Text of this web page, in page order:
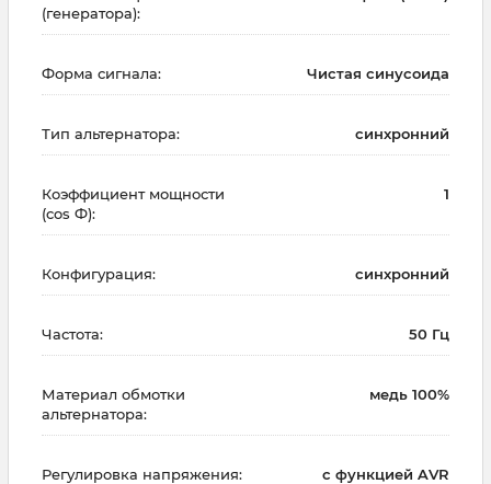
(генератора):
Форма сигнала: Чистая синусоида
Тип альтернатора: синхронний
Коэффициент мощности
(cos Ф):
1
Конфигурация: синхронний
Частота: 50 Гц
Материал обмотки
альтернатора:
медь 100%
Регулировка напряжения: с функцией AVR